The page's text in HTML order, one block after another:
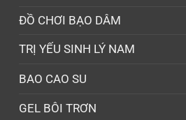
ĐỒ CHƠI BẠO DÂM
TRỊ YẾU SINH LÝ NAM
BAO CAO SU
GEL BÔI TRƠN